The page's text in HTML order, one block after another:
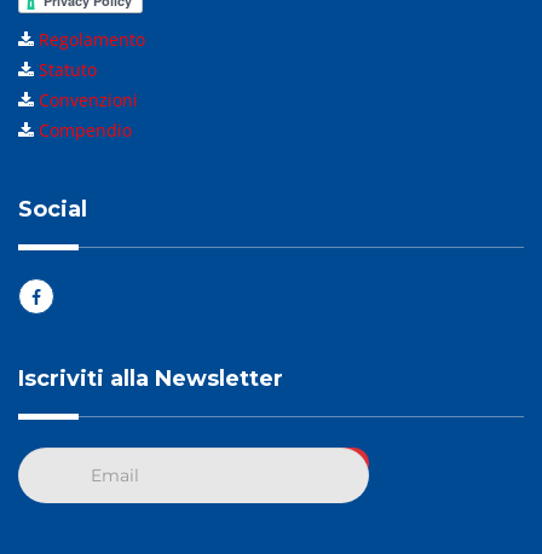
Regolamento
Statuto
Convenzioni
Compendio
Social
Iscriviti alla Newsletter